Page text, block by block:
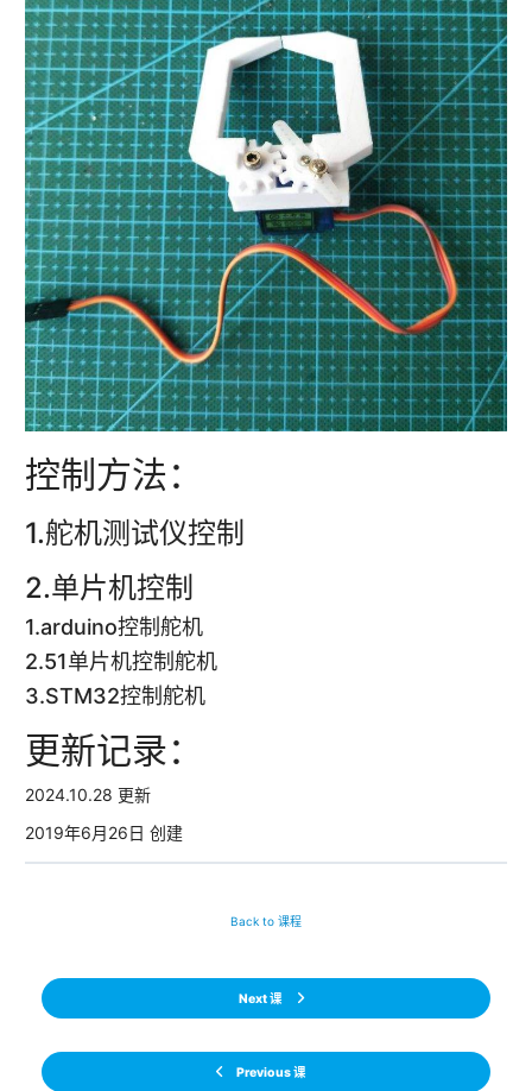
控制方法：
1.舵机测试仪控制
2.单片机控制
1.arduino控制舵机
2.51单片机控制舵机
3.STM32控制舵机
更新记录：
2024.10.28 更新
2019年6月26日 创建
Previous 课
Back to 课程
Next 课